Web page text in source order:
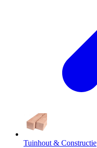
Tuinhout & Constructie